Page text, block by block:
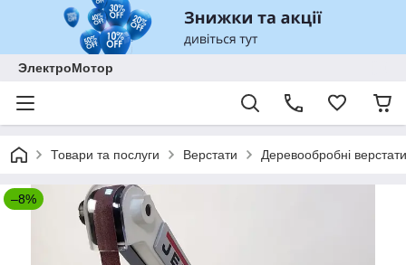
ЭлектроМотор
Товари та послуги Верстати Деревообробні верстати
–8%